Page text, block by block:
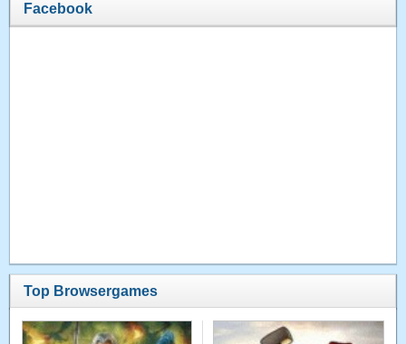
Facebook
Top Browsergames